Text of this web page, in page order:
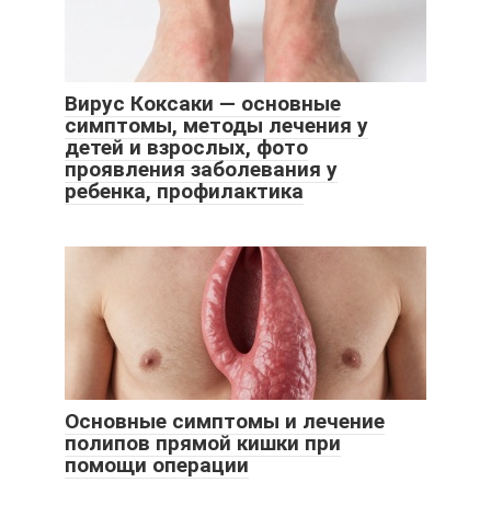
Вирус Коксаки — основные
симптомы, методы лечения у
детей и взрослых, фото
проявления заболевания у
ребенка, профилактика
Основные симптомы и лечение
полипов прямой кишки при
помощи операции